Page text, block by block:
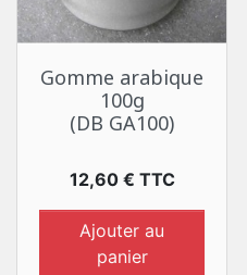
Gomme arabique
100g
(DB GA100)
Prix
12,60 € TTC
Ajouter au
panier